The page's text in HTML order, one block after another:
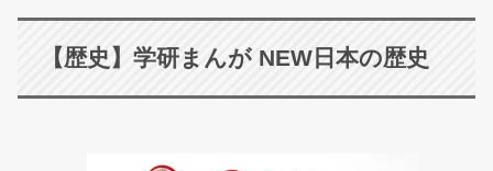
【歴史】学研まんが NEW日本の歴史